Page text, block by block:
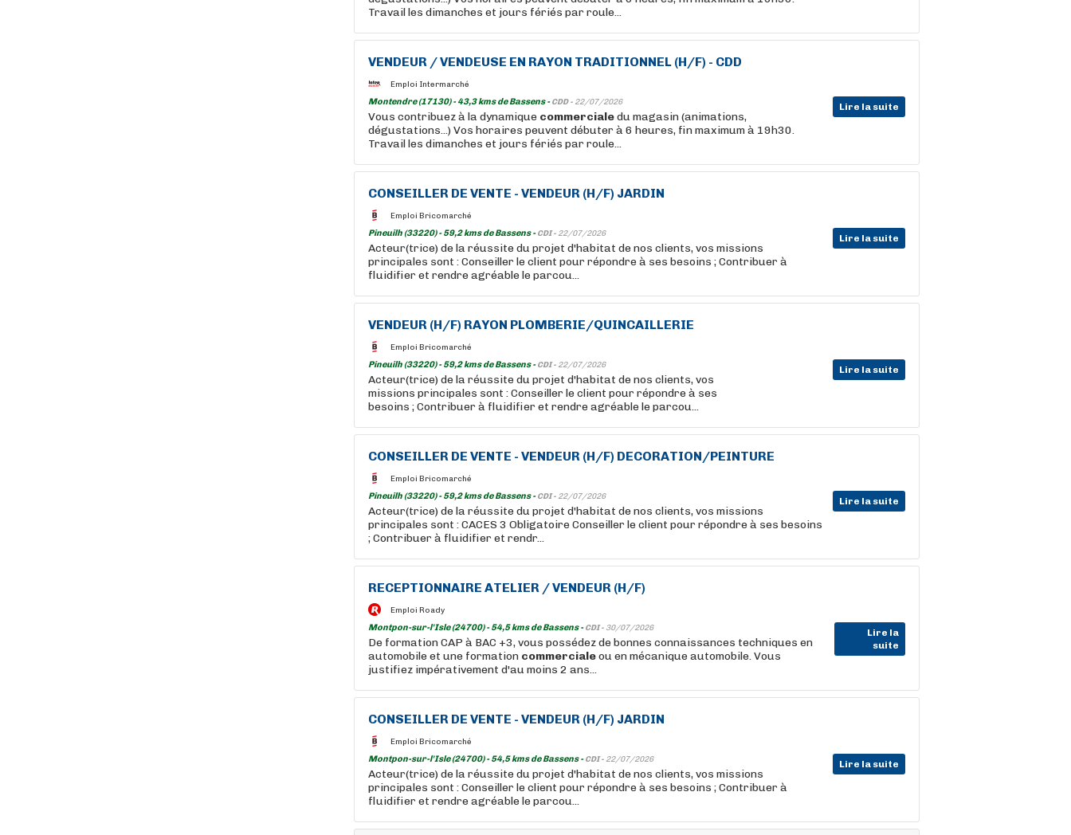
Travail les dimanches et jours fériés par roule...
VENDEUR / VENDEUSE EN RAYON TRADITIONNEL (H/F) - CDD
Emploi Intermarché
Montendre (17130) - 43,3 kms de Bassens -CDD - 22/07/2026 Lire la suite
Vous contribuez à la dynamique commercialedu magasin (animations,
dégustations...) Vos horaires peuvent débuter à 6 heures, fin maximum à 19h30.
Travail les dimanches et jours fériés par roule...
CONSEILLER DE VENTE - VENDEUR (H/F) JARDIN
Emploi Bricomarché
Pineuilh (33220) - 59,2 kms de Bassens -CDI - 22/07/2026 Lire la suite
Acteur(trice) de la réussite du projet d'habitat de nos clients, vos missions
principales sont : Conseiller le client pour répondre à ses besoins ; Contribuer à
fluidifier et rendre agréable le parcou...
VENDEUR (H/F) RAYON PLOMBERIE/QUINCAILLERIE
Emploi Bricomarché
Pineuilh (33220) - 59,2 kms de Bassens -CDI - 22/07/2026 Lire la suite
Acteur(trice) de la réussite du projet d'habitat de nos clients, vos
missions principales sont : Conseiller le client pour répondre à ses
besoins ; Contribuer à fluidifier et rendre agréable le parcou...
CONSEILLER DE VENTE - VENDEUR (H/F) DECORATION/PEINTURE
Emploi Bricomarché
Pineuilh (33220) - 59,2 kms de Bassens -CDI - 22/07/2026 Lire la suite
Acteur(trice) de la réussite du projet d'habitat de nos clients, vos missions
principales sont : CACES 3 Obligatoire Conseiller le client pour répondre à ses besoins
; Contribuer à fluidifier et rendr...
RECEPTIONNAIRE ATELIER / VENDEUR (H/F)
Emploi Roady
Montpon-sur-l'Isle (24700) - 54,5 kms de Bassens -CDI - 30/07/2026
Lire la
suite
De formation CAP à BAC +3, vous possédez de bonnes connaissances techniques en
automobile et une formation commercialeou en mécanique automobile. Vous
justifiez impérativement d'au moins 2 ans...
CONSEILLER DE VENTE - VENDEUR (H/F) JARDIN
Emploi Bricomarché
Montpon-sur-l'Isle (24700) - 54,5 kms de Bassens -CDI - 22/07/2026 Lire la suite
Acteur(trice) de la réussite du projet d'habitat de nos clients, vos missions
principales sont : Conseiller le client pour répondre à ses besoins ; Contribuer à
fluidifier et rendre agréable le parcou...